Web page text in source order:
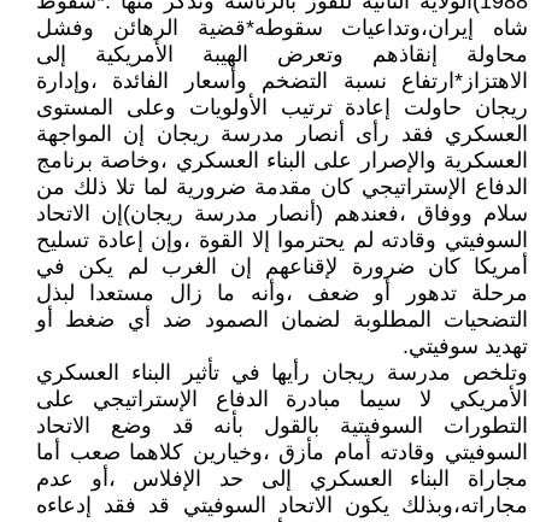
شاه إيران،وتداعيات سقوطه*قضية الرهائن وفشل
محاولة إنقاذهم وتعرض الهيبة الأمريكية إلى
الاهتزاز*ارتفاع نسبة التضخم وأسعار الفائدة ،وإدارة
ريجان حاولت إعادة ترتيب الأولويات وعلى المستوى
العسكري فقد رأى أنصار مدرسة ريجان إن المواجهة
العسكرية والإصرار على البناء العسكري ،وخاصة برنامج
الدفاع الإستراتيجي كان مقدمة ضرورية لما تلا ذلك من
سلام ووفاق ،فعندهم (أنصار مدرسة ريجان)إن الاتحاد
السوفيتي وقادته لم يحترموا إلا القوة ،وإن إعادة تسليح
أمريكا كان ضرورة لإقناعهم إن الغرب لم يكن في
مرحلة تدهور أو ضعف ،وأنه ما زال مستعدا لبذل
التضحيات المطلوبة لضمان الصمود ضد أي ضغط أو
تهديد سوفيتي.
وتلخص مدرسة ريجان رأيها في تأثير البناء العسكري
الأمريكي لا سيما مبادرة الدفاع الإستراتيجي على
التطورات السوفيتية بالقول بأنه قد وضع الاتحاد
السوفيتي وقادته أمام مأزق ،وخيارين كلاهما صعب أما
مجاراة البناء العسكري إلى حد الإفلاس ،أو عدم
مجاراته،وبذلك يكون الاتحاد السوفيتي قد فقد إدعاءه